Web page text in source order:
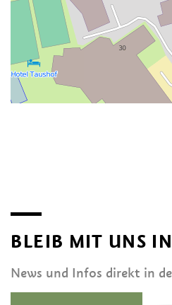
BLEIB MIT UNS
News und Infos direkt in